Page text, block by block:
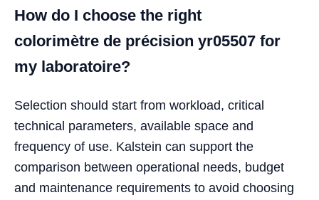
How do I choose the right
colorimètre de précision yr05507 for
my laboratoire?
Selection should start from workload, critical
technical parameters, available space and
frequency of use. Kalstein can support the
comparison between operational needs, budget
and maintenance requirements to avoid choosing